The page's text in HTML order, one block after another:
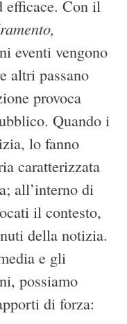
efficace. Con il
eventi vengono
altri passano
provoca
Quando i
lo fanno
caratterizzata
all’interno di
il contesto,
della notizia.
e gli
possiamo
di forza: